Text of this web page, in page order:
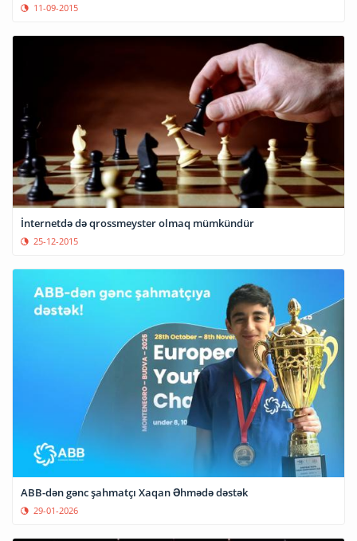
11-09-2015
İnternetdə də qrossmeyster olmaq mümkündür
25-12-2015
ABB-dən gənc şahmatçı Xaqan Əhmədə dəstək
29-01-2026